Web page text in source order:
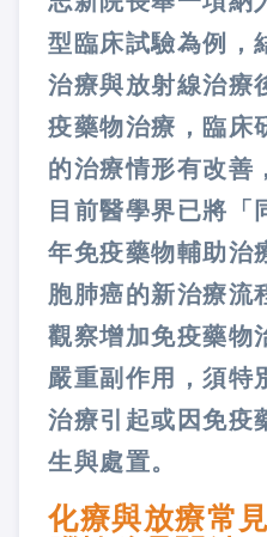
型臨床試驗為例，
治療與放射線治療
疫藥物治療，臨床
的治療情形有改善
目前醫學界已將「
年免疫藥物輔助治
胞肺癌的新治療流
觀察增加免疫藥物
嚴重副作用，須特
治療引起或因免疫
生與處置。
化療與放療常